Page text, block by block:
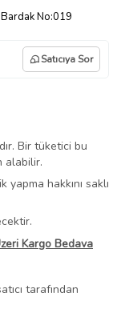
No:019
Satıcıya Sor
Bir tüketici bu
alabilir.
hakkını saklı
Kargo Bedava
tarafından